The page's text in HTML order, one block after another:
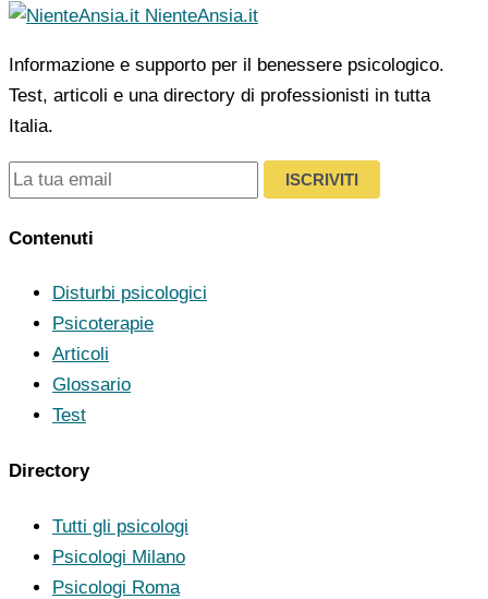
NienteAnsia.it
Informazione e supporto per il benessere psicologico.
Test, articoli e una directory di professionisti in tutta
Italia.
ISCRIVITI
Contenuti
Disturbi psicologici
Psicoterapie
Articoli
Glossario
Test
Directory
Tutti gli psicologi
Psicologi Milano
Psicologi Roma